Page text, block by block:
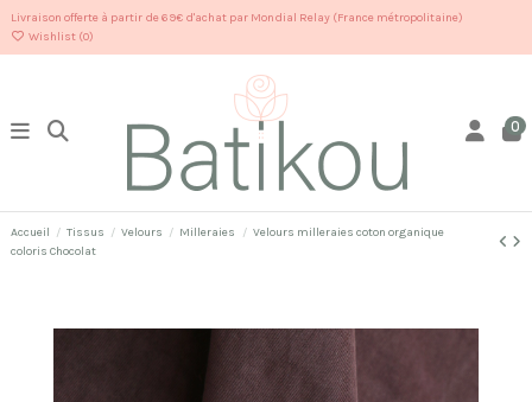
Livraison offerte à partir de 69€ d'achat par Mondial Relay (France métropolitaine)
Wishlist (0)
0
Accueil Tissus Velours Milleraies
Velours milleraies coton organique
coloris Chocolat